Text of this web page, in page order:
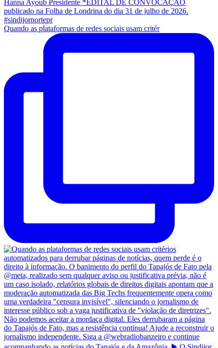
Quando as plataformas de redes sociais usam critér